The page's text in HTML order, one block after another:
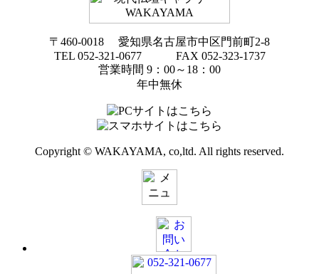
〒460-0018 愛知県名古屋市中区門前町2-8
TEL 052-321-0677 FAX 052-323-1737
営業時間 9：00～18：00
年中無休
Copyright © WAKAYAMA, co,ltd. All rights reserved.